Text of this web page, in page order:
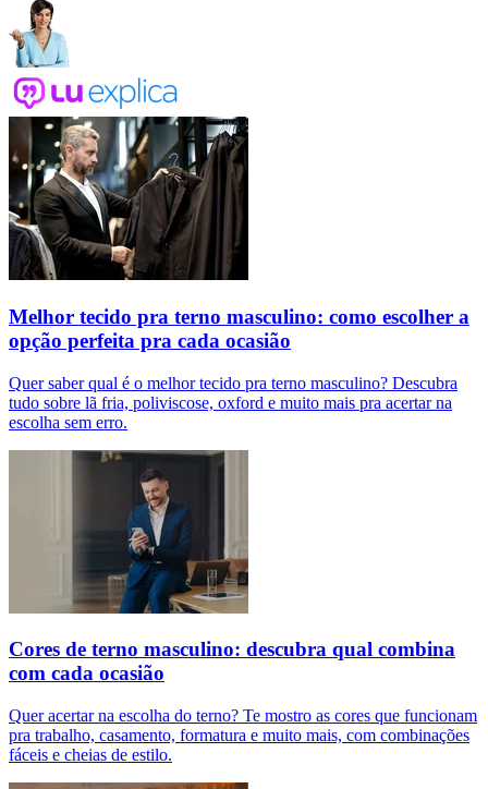
Melhor tecido pra terno masculino: como escolher a
opção perfeita pra cada ocasião
Quer saber qual é o melhor tecido pra terno masculino? Descubra
tudo sobre lã fria, poliviscose, oxford e muito mais pra acertar na
escolha sem erro.
Cores de terno masculino: descubra qual combina
com cada ocasião
Quer acertar na escolha do terno? Te mostro as cores que funcionam
pra trabalho, casamento, formatura e muito mais, com combinações
fáceis e cheias de estilo.